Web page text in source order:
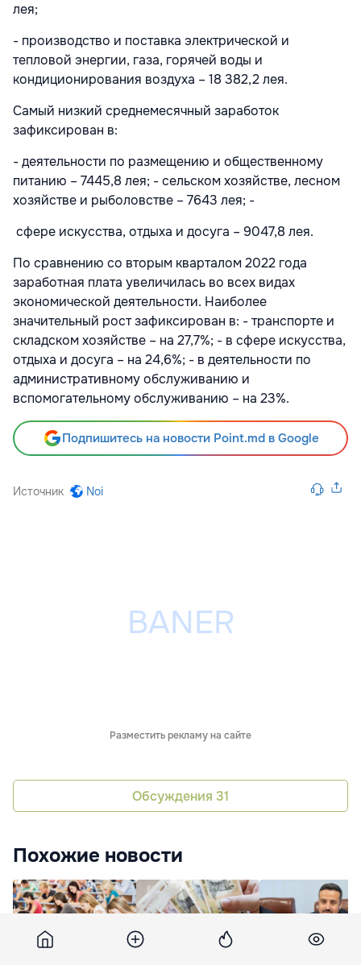
лея;
- производство и поставка электрической и
тепловой энергии, газа, горячей воды и
кондиционирования воздуха – 18 382,2 лея.
Самый низкий среднемесячный заработок
зафиксирован в:
- деятельности по размещению и общественному
питанию – 7445,8 лея; - сельском хозяйстве, лесном
хозяйстве и рыболовстве – 7643 лея; -
сфере искусства, отдыха и досуга – 9047,8 лея.
По сравнению со вторым кварталом 2022 года
заработная плата увеличилась во всех видах
экономической деятельности. Наиболее
значительный рост зафиксирован в: - транспорте и
складском хозяйстве – на 27,7%; - в сфере искусства,
отдыха и досуга – на 24,6%; - в деятельности по
административному обслуживанию и
вспомогательному обслуживанию – на 23%.
Подпишитесь на новости Point.md в Google
Источник Noi
Разместить рекламу на сайте
Обсуждения 31
Похожие новости